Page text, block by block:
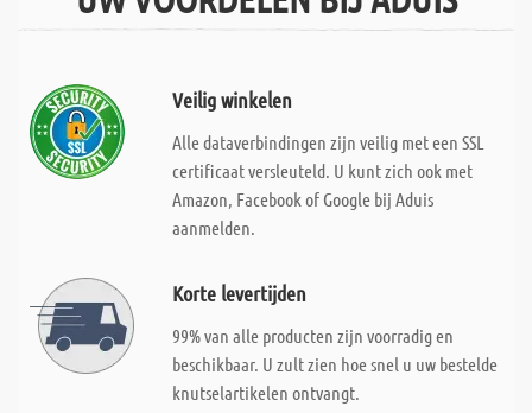
Veilig winkelen
Alle dataverbindingen zijn veilig met een SSL
certificaat versleuteld. U kunt zich ook met
Amazon, Facebook of Google bij Aduis
aanmelden.
Korte levertijden
99% van alle producten zijn voorradig en
beschikbaar. U zult zien hoe snel u uw bestelde
knutselartikelen ontvangt.